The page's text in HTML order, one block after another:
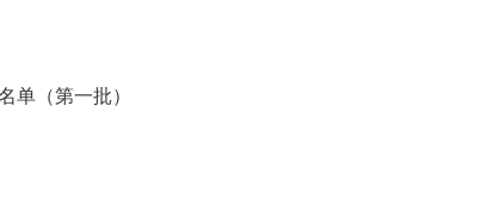
单（第一批）